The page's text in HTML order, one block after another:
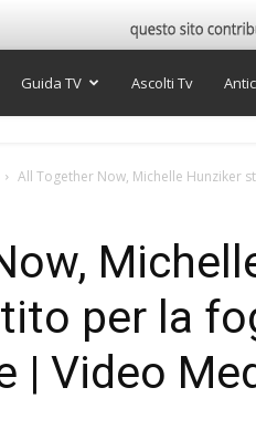
Guida TV Ascolti Tv
All Together Now, Michelle Hunziker
per la
| Video